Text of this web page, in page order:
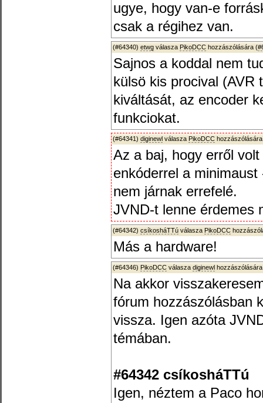
ugye, hogy van-e
csak a régihez van.
(#64340) etwg válasza PikoDCC hozzászólására (
Sajnos a koddal nem
külsö kis procival (AVR
kiváltását, az encoder
funkciokat.
(#64341) diginewl válasza PikoDCC
Az a baj, hogy erről
enkóderrel a
nem járnak errefelé.
JVND-t lenne érdemes
(#64342) csíkosháTTú válasza PikoDCC
Más a hardware!
(#64346) PikoDCC válasza diginewl
Na akkor
fórum hozzászólásban
vissza. Igen azóta
témában.
#64342 csíkosháTTú
Igen, néztem a Paco